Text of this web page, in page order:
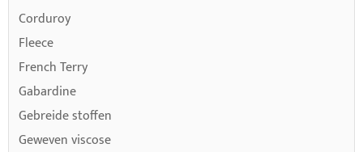
Corduroy
Fleece
French Terry
Gabardine
Gebreide stoffen
Geweven viscose